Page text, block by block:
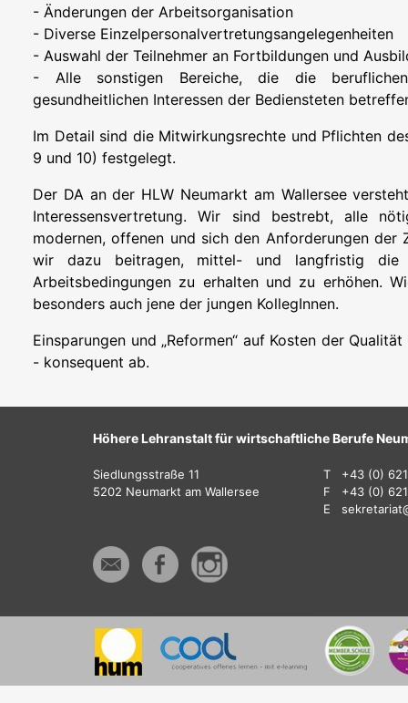
- Änderungen der Arbeitsorganisation
- Diverse Einzelpersonalvertretungsangelegenheiten
- Auswahl der Teilnehmer an Fortbildungen und
- Alle sonstigen Bereiche, die die
gesundheitlichen Interessen der Bediensteten
Im Detail sind die Mitwirkungsrechte und Pflichten
9 und 10) festgelegt.
Der DA an der HLW Neumarkt am Wallersee
Interessensvertretung. Wir sind bestrebt, alle
modernen, offenen und sich den Anforderungen
wir dazu beitragen, mittel- und langfristig die
Arbeitsbedingungen zu erhalten und zu erhöhen.
besonders auch jene der jungen KollegInnen.
Einsparungen und „Reformen“ auf Kosten der
- konsequent ab.
Höhere Lehranstalt für wirtschaftliche Berufe
Siedlungsstraße 11
5202 Neumarkt am Wallersee
T
+43 (0)
F
+43 (0)
E